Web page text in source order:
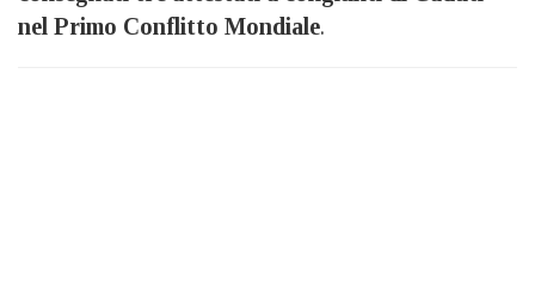
nel Primo Conflitto Mondiale.